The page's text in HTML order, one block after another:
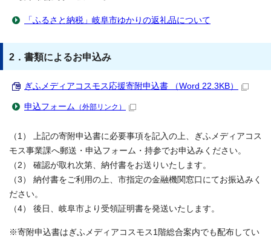
「ふるさと納税」岐阜市ゆかりの返礼品について
2．書類によるお申込み
ぎふメディアコスモス応援寄附申込書 （Word 22.3KB）
申込フォーム （外部リンク）
（1） 上記の寄附申込書に必要事項を記入の上、ぎふメディアコス
モス事業課へ郵送・申込フォーム・持参でお申込みください。
（2） 確認が取れ次第、納付書をお送りいたします。
（3） 納付書をご利用の上、市指定の金融機関窓口にてお振込みく
ださい。
（4） 後日、岐阜市より受領証明書を発送いたします。
※寄附申込書はぎふメディアコスモス1階総合案内でも配布してい